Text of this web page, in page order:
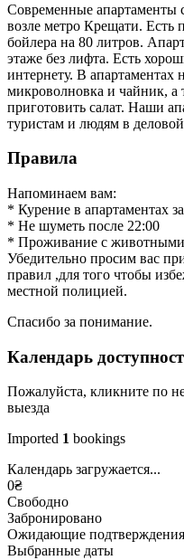
Современные апартаменты
возле метро Крещати. Есть
бойлера на 80 литров.
этаже без лифта. Есть
интернету. В апартаментах
микроволновка и чайник, а
приготовить салат. Наши
туристам и людям в
Правила
Напоминаем вам:
* Курение в апартаментах
* Не шуметь после 22:00
* Проживание с
Убедительно просим вас
правил ,для того чтобы
местной полицией.
Спасибо за понимание.
Календарь
Пожалуйста, кликните по
выезда
Imported 1 bookings
Календарь загружается...
0₴
Свободно
Забронировано
Ожидающие подтверждения
Выбранные даты